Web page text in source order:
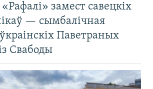
замест савецкіх
— сымбалічная
Паветраных
Свабоды